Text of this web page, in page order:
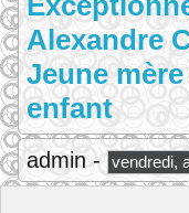
Alexandre
Jeune
enfant
admin - vendredi,